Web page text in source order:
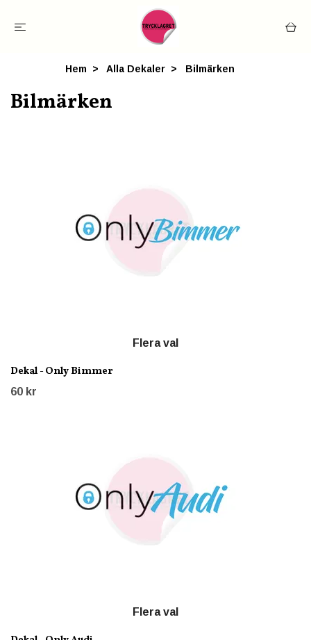
Hem Alla Dekaler Bilmärken
Bilmärken
Flera val
Dekal - Only Bimmer
60 kr
Flera val